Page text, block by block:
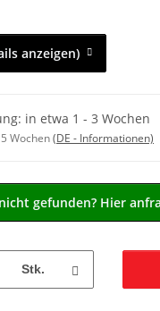
anzeigen)
in etwa 1 - 3 Wochen
Wochen(DE - Informationen)
gefunden? Hier
Stk.